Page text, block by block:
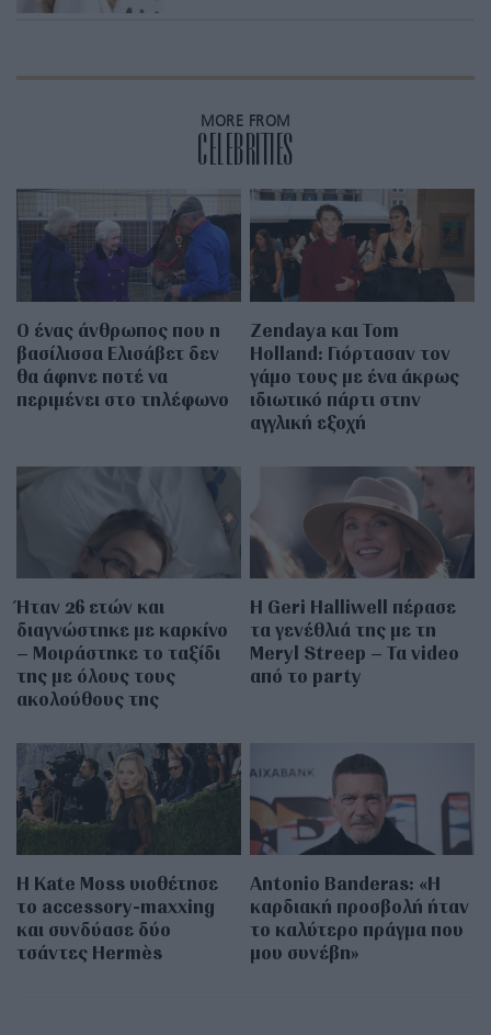
MORE FROM
CELEBRITIES
Ο ένας άνθρωπος που η
βασίλισσα Ελισάβετ δεν
θα άφηνε ποτέ να
περιμένει στο τηλέφωνο
Zendaya και Tom
Holland: Γιόρτασαν τον
γάμο τους με ένα άκρως
ιδιωτικό πάρτι στην
αγγλική εξοχή
Ήταν 26 ετών και
διαγνώστηκε με καρκίνο
– Μοιράστηκε το ταξίδι
της με όλους τους
ακολούθους της
Η Geri Halliwell πέρασε
τα γενέθλιά της με τη
Meryl Streep – Τα video
από το party
Η Kate Moss υιοθέτησε
τo accessory-maxxing
και συνδύασε δύο
τσάντες Hermès
Antonio Banderas: «Η
καρδιακή προσβολή ήταν
το καλύτερο πράγμα που
μου συνέβη»